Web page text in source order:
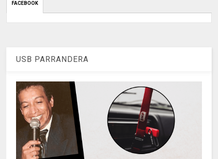
FACEBOOK
USB PARRANDERA